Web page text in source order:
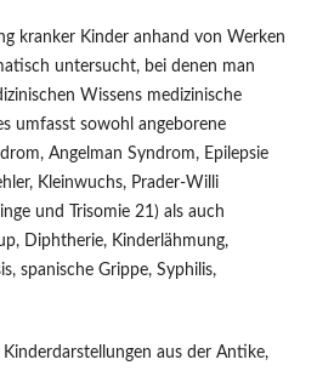
kranker Kinder anhand von Werken
untersucht, bei denen man
Wissens medizinische
umfasst sowohl angeborene
Angelman Syndrom, Epilepsie
Kleinwuchs, Prader-Willi
und Trisomie 21) als auch
Diphtherie, Kinderlähmung,
spanische Grippe, Syphilis,
aus der Antike,